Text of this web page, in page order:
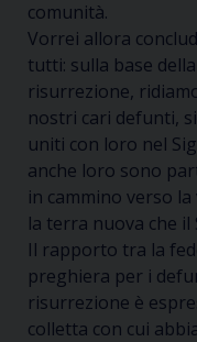
comunità.
Vorrei allora
tutti: sulla base
risurrezione,
nostri cari defunti,
uniti con loro nel
anche loro sono
in cammino verso
la terra nuova che
Il rapporto tra la
preghiera per i
risurrezione è
colletta con cui